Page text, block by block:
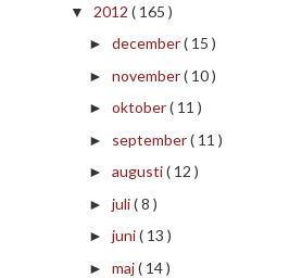
▼ 2012 ( 165 )
► december( 15 )
► november( 10 )
► oktober( 11 )
► september( 11 )
► augusti( 12 )
► juli( 8 )
► juni( 13 )
► maj( 14 )